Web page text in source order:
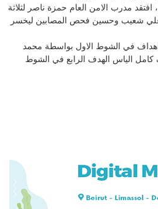
مدرب الامن العام حمزة ناصر لثلاثة
وعلي شعيب وحسين فحص المصابين ليخسر
اهداف في الشوط الاول بواسطة محمد
الياس الهدف الرابع في الشوط